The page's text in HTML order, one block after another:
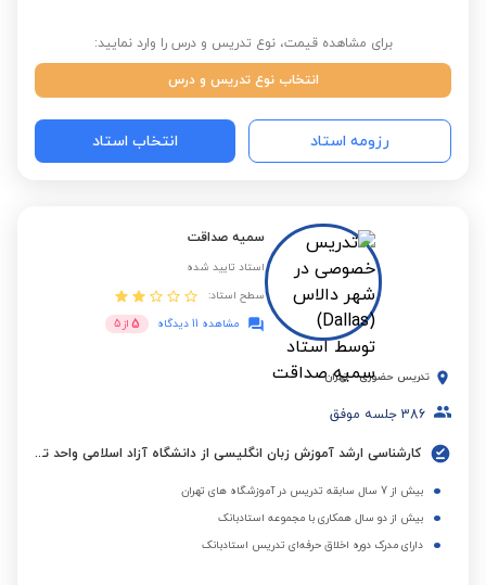
برای مشاهده قیمت، نوع تدریس و درس را وارد نمایید:
انتخاب نوع تدریس و درس
رزومه استاد انتخاب استاد
سمیه صداقت
استاد تایید شده
سطح استاد:
مشاهده 11 دیدگاه
5 از 5
تدریس حضوری - تهران
386 جلسه موفق
کارشناسی ارشد آموزش زبان انگلیسی از دانشگاه آزاد اسلامی واحد تهران جنوب
بیش از 7 سال سابقه تدریس در آموزشگاه های تهران
بیش از دو سال همکاری با مجموعه استادبانک
دارای مدرک دوره اخلاق حرفه‌ای تدریس استادبانک